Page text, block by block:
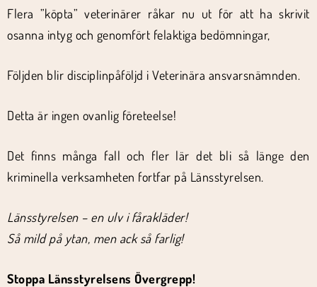
Flera ”köpta” veterinärer råkar nu ut för att ha skrivit
osanna intyg och genomfört felaktiga bedömningar,
Följden blir disciplinpåföljd i Veterinära ansvarsnämnden.
Detta är ingen ovanlig företeelse!
Det finns många fall och fler lär det bli så länge den
kriminella verksamheten fortfar på Länsstyrelsen.
Länsstyrelsen – en ulv i fårakläder!
Så mild på ytan, men ack så farlig!
Stoppa Länsstyrelsens Övergrepp!